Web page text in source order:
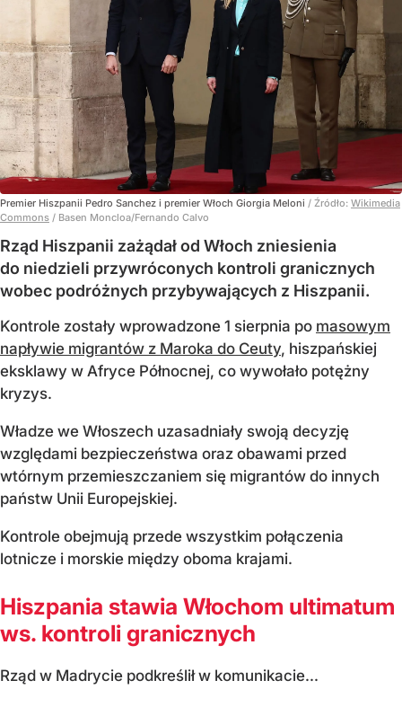
Premier Hiszpanii Pedro Sanchez i premier Włoch Giorgia Meloni / Źródło: Wikimedia
Commons / Basen Moncloa/Fernando Calvo
Rząd Hiszpanii zażądał od Włoch zniesienia
do niedzieli przywróconych kontroli granicznych
wobec podróżnych przybywających z Hiszpanii.
Kontrole zostały wprowadzone 1 sierpnia po masowym
napływie migrantów z Maroka do Ceuty, hiszpańskiej
eksklawy w Afryce Północnej, co wywołało potężny
kryzys.
Władze we Włoszech uzasadniały swoją decyzję
względami bezpieczeństwa oraz obawami przed
wtórnym przemieszczaniem się migrantów do innych
państw Unii Europejskiej.
Kontrole obejmują przede wszystkim połączenia
lotnicze i morskie między oboma krajami.
Hiszpania stawia Włochom ultimatum
ws. kontroli granicznych
Rząd w Madrycie podkreślił w komunikacie...